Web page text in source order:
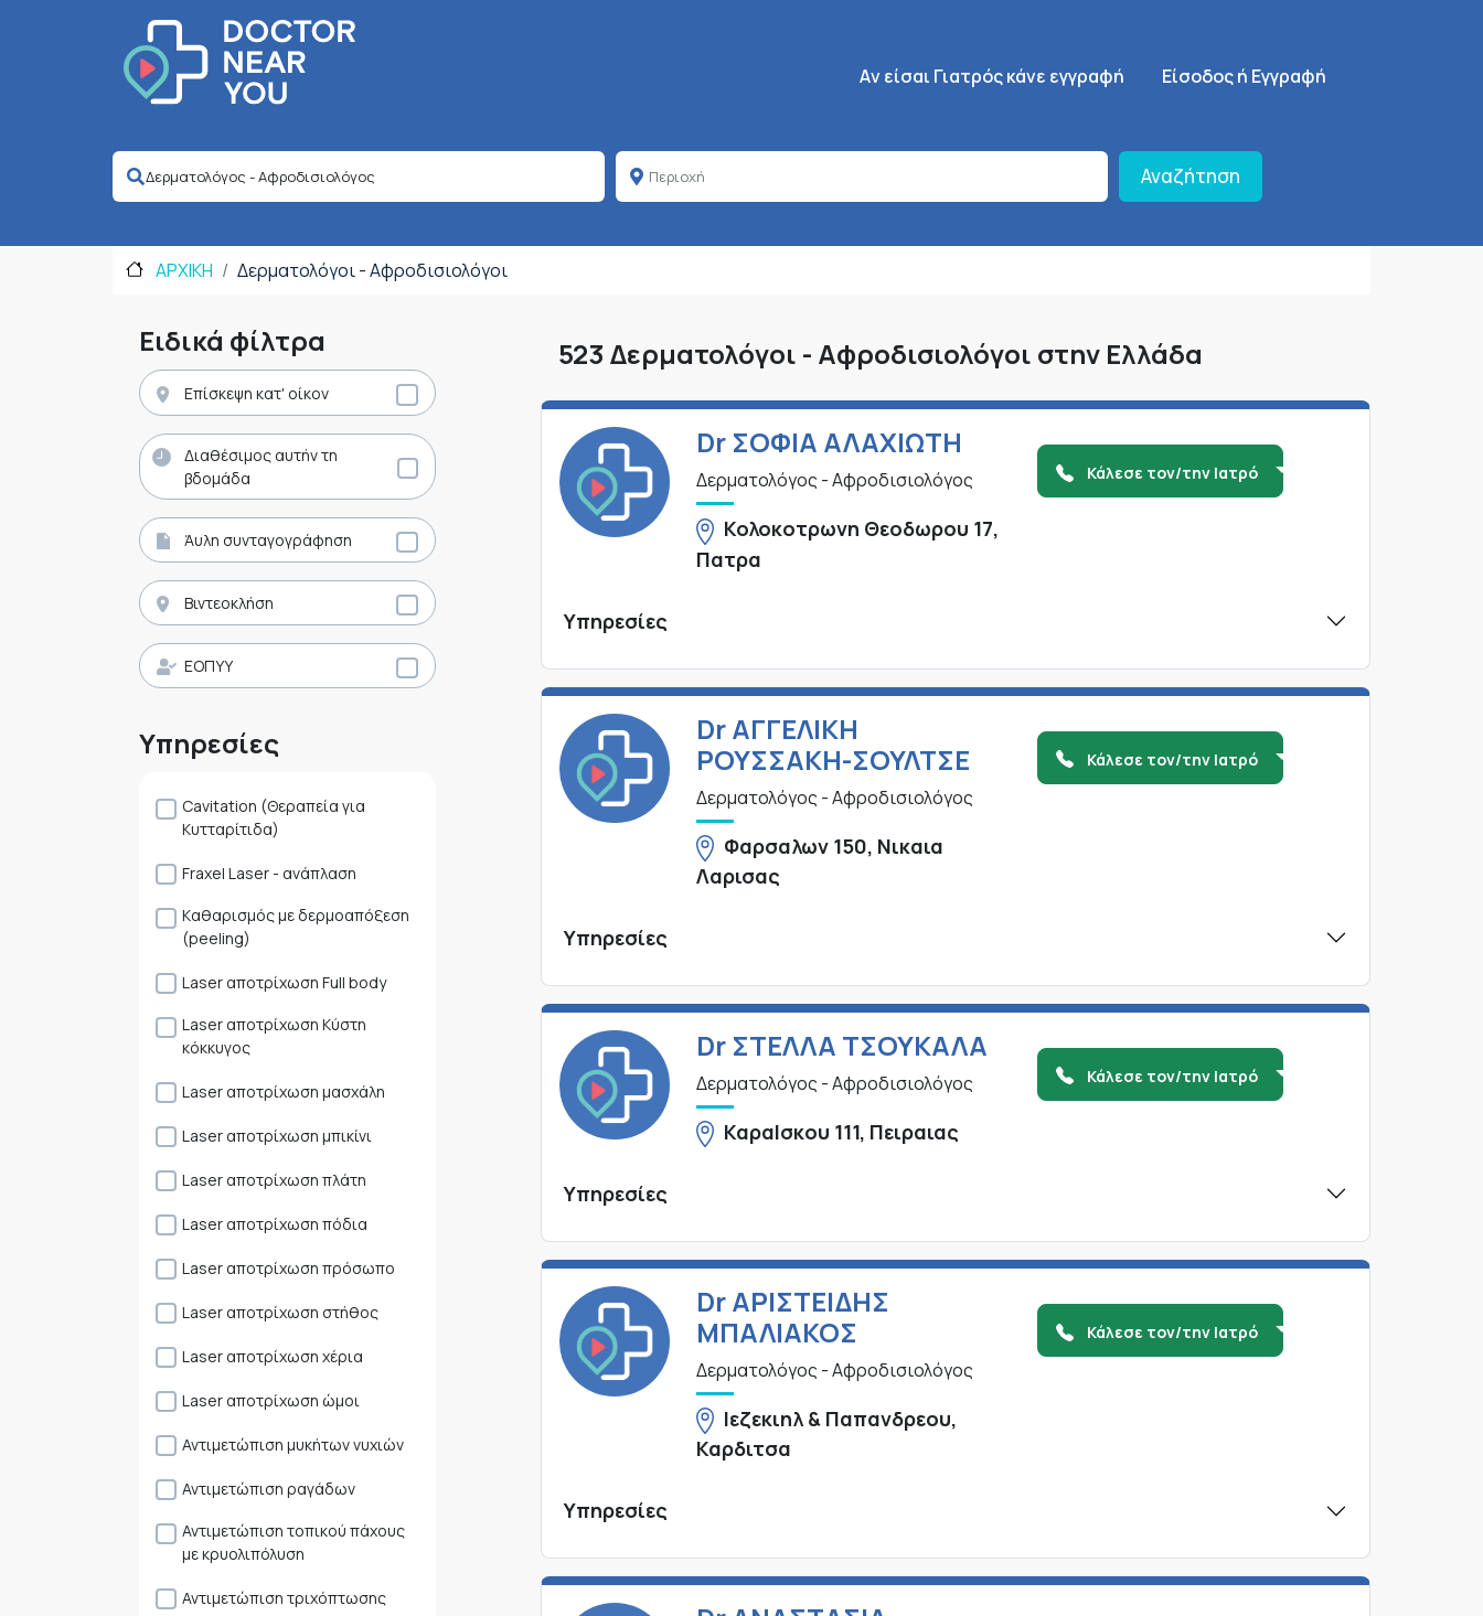
Κεντρική πλοήγηση
Aν είσαι Γιατρός κάνε εγγραφή SignUp Menu
Είσοδος ή Εγγραφή
Αναζήτηση
ΑΡΧΙΚΗ Δερματολόγοι - Αφροδισιολόγοι
Ειδικά φίλτρα
Επίσκεψη κατ' οίκον
Διαθέσιμος αυτήν τη
βδομάδα
Άυλη συνταγογράφηση
Βιντεοκλήση
ΕΟΠΥΥ
Υπηρεσίες
Cavitation (Θεραπεία για
Κυτταρίτιδα)
Fraxel Laser - ανάπλαση
Kαθαρισμός με δερμοαπόξεση
(peeling)
Laser αποτρίχωση Full body
Laser αποτρίχωση Κύστη
κόκκυγος
Laser αποτρίχωση μασχάλη
Laser αποτρίχωση μπικίνι
Laser αποτρίχωση πλάτη
Laser αποτρίχωση πόδια
Laser αποτρίχωση πρόσωπο
Laser αποτρίχωση στήθος
Laser αποτρίχωση χέρια
Laser αποτρίχωση ώμοι
Αντιμετώπιση μυκήτων νυχιών
Αντιμετώπιση ραγάδων
Αντιμετώπιση τοπικού πάχους
με κρυολιπόλυση
Αντιμετώπιση τριχόπτωσης
523 Δερματολόγοι - Αφροδισιολόγοι στην Ελλάδα
Dr ΣΟΦΙΑ ΑΛΑΧΙΩΤΗ
Δερματολόγος - Αφροδισιολόγος
Κολοκοτρωνη Θεοδωρου 17,
Πατρα
Κάλεσε τον/την Ιατρό
Υπηρεσίες
Dr ΑΓΓΕΛΙΚΗ
ΡΟΥΣΣΑΚΗ-ΣΟΥΛΤΣΕ
Δερματολόγος - Αφροδισιολόγος
Φαρσαλων 150, Νικαια
Λαρισας
Κάλεσε τον/την Ιατρό
Υπηρεσίες
Dr ΣΤΕΛΛΑ ΤΣΟΥΚΑΛΑ
Δερματολόγος - Αφροδισιολόγος
ΚαραΙσκου 111, Πειραιας
Κάλεσε τον/την Ιατρό
Υπηρεσίες
Dr ΑΡΙΣΤΕΙΔΗΣ
ΜΠΑΛΙΑΚΟΣ
Δερματολόγος - Αφροδισιολόγος
Ιεζεκιηλ & Παπανδρεου,
Καρδιτσα
Κάλεσε τον/την Ιατρό
Υπηρεσίες